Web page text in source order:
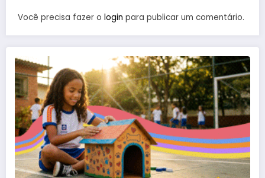
Você precisa fazer o login para publicar um comentário.